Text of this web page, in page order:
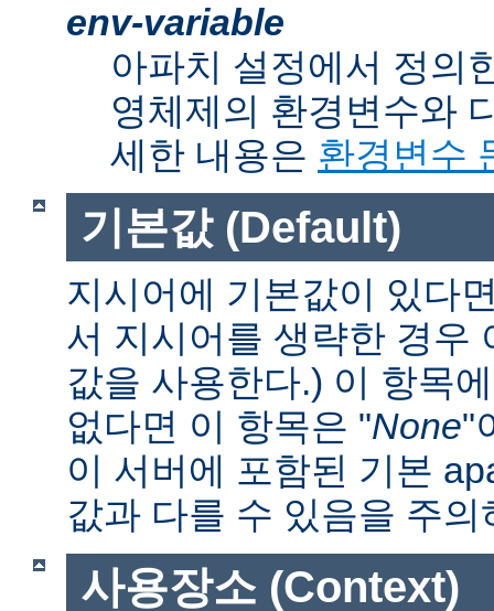
env-variable
아파치 설정에서 정의
영체제의 환경변수와
세한 내용은 환경변수
기본값 (Default)
지시어에 기본값이 있다
서 지시어를 생략한 경우
값을 사용한다.) 이 항목
없다면 이 항목은 "None"
이 서버에 포함된 기본
값과 다를 수 있음을 주의
사용장소 (Context)